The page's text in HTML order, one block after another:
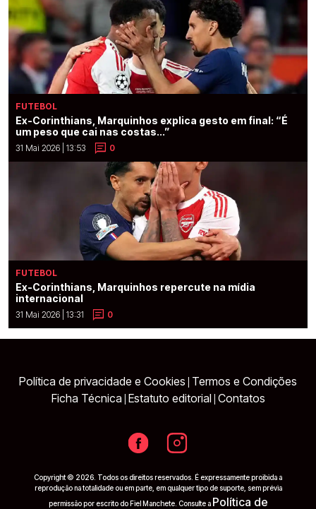
FUTEBOL
Ex-Corinthians, Marquinhos explica gesto em final: “É
um peso que cai nas costas...”
31 Mai 2026 | 13:53 0
FUTEBOL
Ex-Corinthians, Marquinhos repercute na mídia
internacional
31 Mai 2026 | 13:31 0
Política de privacidade e Cookies Termos e Condições
Ficha Técnica Estatuto editorial Contatos
Copyright © 2026. Todos os direitos reservados. É expressamente proibida a
reprodução na totalidade ou em parte, em qualquer tipo de suporte, sem prévia
permissão por escrito do Fiel Manchete. Consulte a Política de